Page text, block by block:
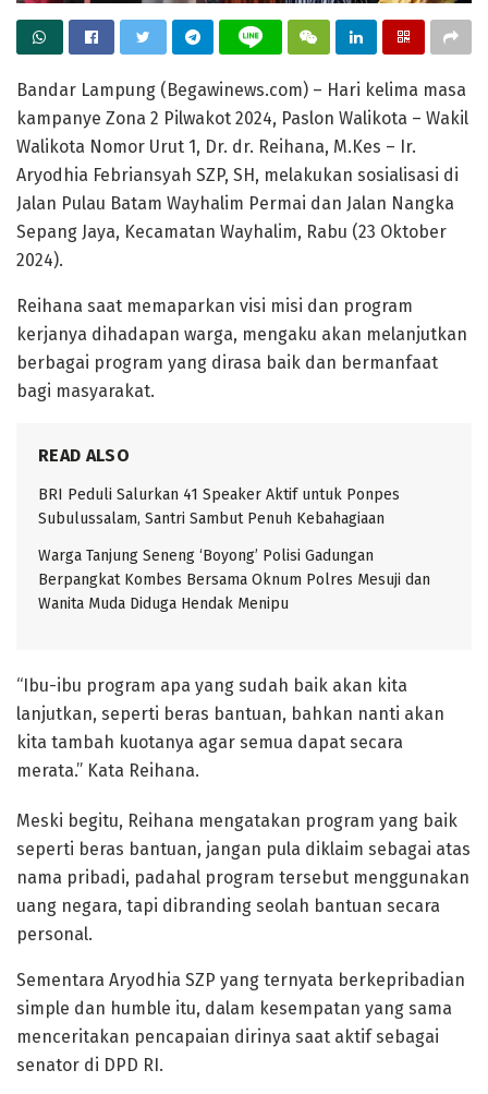
Bandar Lampung (Begawinews.com) – Hari kelima masa
kampanye Zona 2 Pilwakot 2024, Paslon Walikota – Wakil
Walikota Nomor Urut 1, Dr. dr. Reihana, M.Kes – Ir.
Aryodhia Febriansyah SZP, SH, melakukan sosialisasi di
Jalan Pulau Batam Wayhalim Permai dan Jalan Nangka
Sepang Jaya, Kecamatan Wayhalim, Rabu (23 Oktober
2024).
Reihana saat memaparkan visi misi dan program
kerjanya dihadapan warga, mengaku akan melanjutkan
berbagai program yang dirasa baik dan bermanfaat
bagi masyarakat.
READ ALSO
BRI Peduli Salurkan 41 Speaker Aktif untuk Ponpes
Subulussalam, Santri Sambut Penuh Kebahagiaan
Warga Tanjung Seneng ‘Boyong’ Polisi Gadungan
Berpangkat Kombes Bersama Oknum Polres Mesuji dan
Wanita Muda Diduga Hendak Menipu
“Ibu-ibu program apa yang sudah baik akan kita
lanjutkan, seperti beras bantuan, bahkan nanti akan
kita tambah kuotanya agar semua dapat secara
merata.” Kata Reihana.
Meski begitu, Reihana mengatakan program yang baik
seperti beras bantuan, jangan pula diklaim sebagai atas
nama pribadi, padahal program tersebut menggunakan
uang negara, tapi dibranding seolah bantuan secara
personal.
Sementara Aryodhia SZP yang ternyata berkepribadian
simple dan humble itu, dalam kesempatan yang sama
menceritakan pencapaian dirinya saat aktif sebagai
senator di DPD RI.